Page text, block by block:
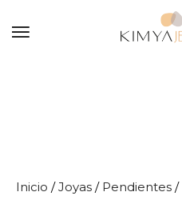
Inicio /Joyas / Pendientes /